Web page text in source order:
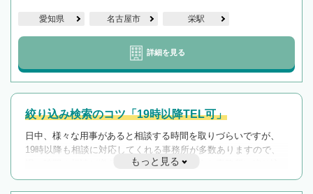
愛知県 名古屋市 栄駅
詳細を見る
絞り込み検索のコツ「19時以降TEL可」
日中、様々な用事があると相談する時間を取りづらいですが、
19時以降も相談に対応してくれる事務所が多数ありますので、
遅い時間の相談が増えそうな場合はそのような事務所に絞り込
んで検索してみましょう。
もっと見る